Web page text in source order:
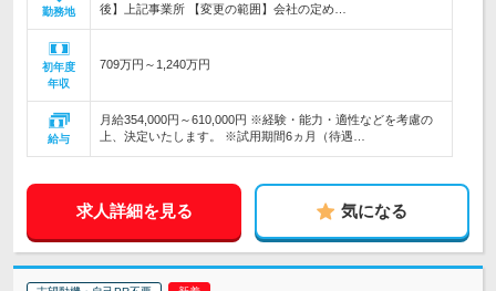
勤務地
後】上記事業所 【変更の範囲】会社の定め…
初年度
年収
709万円～1,240万円
給与
月給354,000円～610,000円 ※経験・能力・適性などを考慮の
上、決定いたします。 ※試用期間6ヵ月（待遇…
求人詳細を見る 気になる